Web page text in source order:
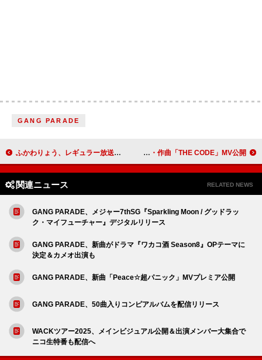
GANG PARADE
ふかわりょう、レギュラー放送より30分枠を拡大『ロケットマンショー年末SPECIAL』OA決定 中島健人、自身が作詞・作曲「THE CODE」MV公開
関連ニュース RELATED NEWS
GANG PARADE、メジャー7thSG『Sparkling Moon / グッドラッ
ク・マイフューチャー』デジタルリリース
GANG PARADE、新曲がドラマ『ワカコ酒 Season8』OPテーマに
決定＆カメオ出演も
GANG PARADE、新曲「Peace☆超パニック」MVプレミア公開
GANG PARADE、50曲入りコンピアルバムを配信リリース
WACKツアー2025、メインビジュアル公開＆出演メンバー大集合で
ニコ生特番も配信へ